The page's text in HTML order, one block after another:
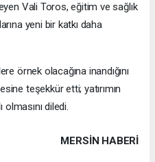
Vali Toros, eğitim ve sağlık
yeni bir katkı daha
örnek olacağına inandığını
teşekkür etti; yatırımın
olmasını diledi.
MERSIN HABERİ